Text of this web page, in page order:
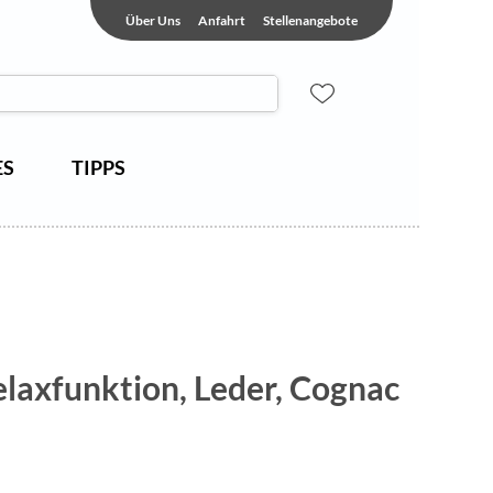
Über Uns Anfahrt Stellenangebote
TIPPS
Leder, Cognac